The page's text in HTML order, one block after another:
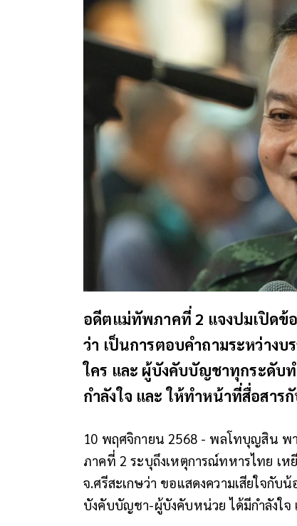
อดีตแม่ทัพภาคที่ 2 แจงปมเปิดข้
ว่า เป็นการตอบคำถามระหว่าง
ใคร และ ผู้บังคับบัญชาทุกระดับ
กำลังใจ และ ให้ทำหน้าที่สื่อสาร
10 พฤศจิกายน 2568 - พลโทบุญสิน
ภาคที่ 2 ระบุถึงเหตุการณ์ทหารไทย เ
จ.ศรีสะเกษว่า ขอแสดงความเสียใจกั
บังคับบัญชา-ผู้บังคับหน่วย ได้มีกำลังใ